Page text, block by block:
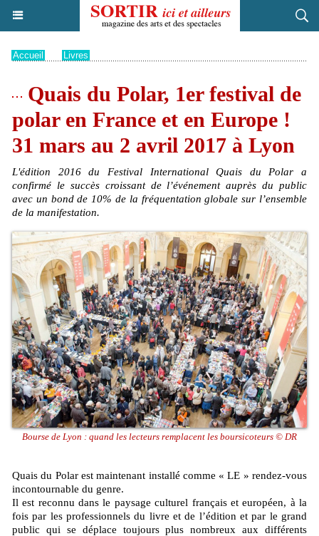
Accueil Livres
Quais du Polar, 1er festival de
polar en France et en Europe !
31 mars au 2 avril 2017 à Lyon
L'édition 2016 du Festival International Quais du Polar a
confirmé le succès croissant de l’événement auprès du public
avec un bond de 10% de la fréquentation globale sur l’ensemble
de la manifestation.
Bourse de Lyon : quand les lecteurs remplacent les boursicoteurs © DR
Quais du Polar est maintenant installé comme « LE » rendez-vous
incontournable du genre.
Il est reconnu dans le paysage culturel français et européen, à la
fois par les professionnels du livre et de l’édition et par le grand
public qui se déplace toujours plus nombreux aux différents